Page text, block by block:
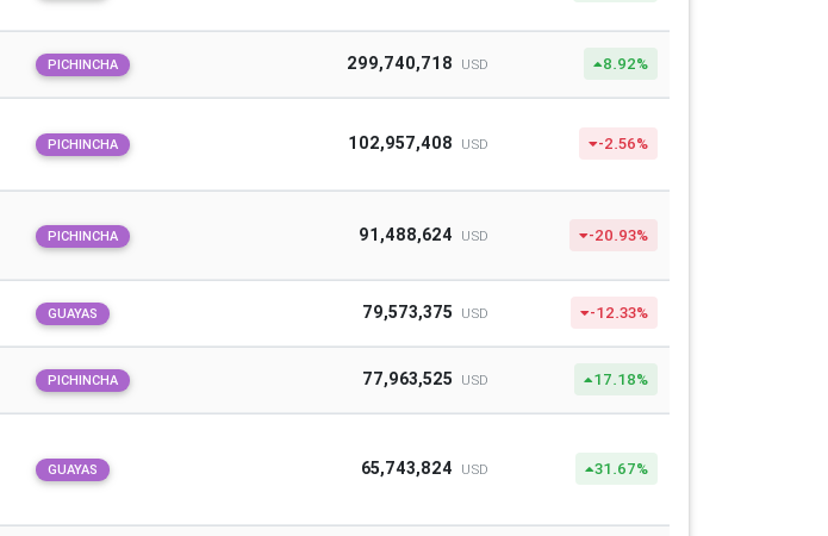
PICHINCHA 299,740,718 USD 8.92%
PICHINCHA 102,957,408 USD -2.56%
PICHINCHA 91,488,624 USD -20.93%
GUAYAS 79,573,375 USD -12.33%
PICHINCHA 77,963,525 USD 17.18%
GUAYAS 65,743,824 USD 31.67%